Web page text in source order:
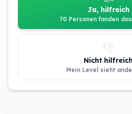
Ja, hilfreich
70 Personen fanden
👎
Nicht hilfreich
Mein Level sieht